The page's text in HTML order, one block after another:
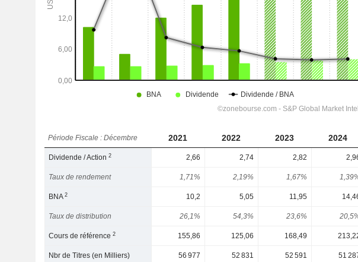
Période Fiscale : Décembre 2021 2022 2023 2024
Dividende / Action2 2,66 2,74 2,82
Taux de rendement 1,71% 2,19% 1,67%
BNA2 10,2 5,05 11,95
Taux de distribution 26,1% 54,3% 23,6%
Cours de référence2 155,86 125,06 168,49
Nbr de Titres (en Milliers) 56 977 52 831 52 591 51